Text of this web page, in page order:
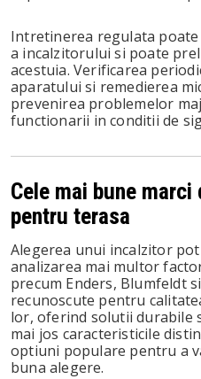
Intretinerea regulata
a incalzitorului si poate
acestuia. Verificarea
aparatului si remedierea
prevenirea problemelor
functionarii in conditii de
Cele mai bune
pentru terasa
Alegerea unui incalzitor
analizarea mai multor
precum Enders, Blumfeldt
recunoscute pentru
lor, oferind solutii durabile
mai jos caracteristicile
optiuni populare pentru a
buna alegere.